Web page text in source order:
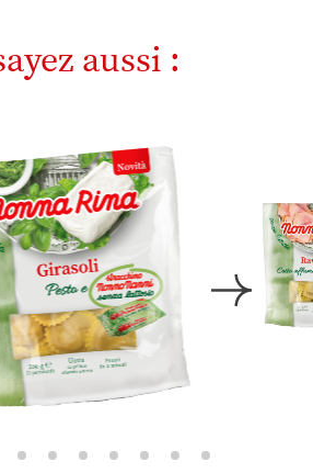
aussi :